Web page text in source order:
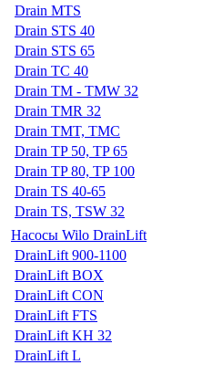
Drain MTS
Drain STS 40
Drain STS 65
Drain TC 40
Drain TM - TMW 32
Drain TMR 32
Drain TMT, TMC
Drain TP 50, TP 65
Drain TP 80, TP 100
Drain TS 40-65
Drain TS, TSW 32
Насосы Wilo DrainLift
DrainLift 900-1100
DrainLift BOX
DrainLift CON
DrainLift FTS
DrainLift KH 32
DrainLift L